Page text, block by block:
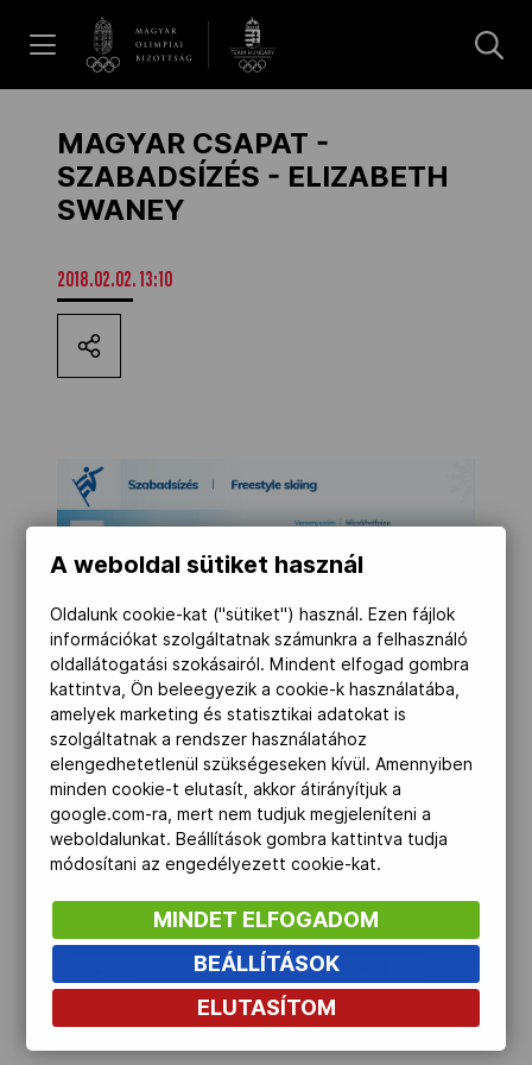
Hírek
Galéria
Dakar 2026
MOB
Kettőskarrier-program
NOB
Társszervezetek
OVEP
Adatbank
MAGYAR CSAPAT -
SZABADSÍZÉS - ELIZABETH
SWANEY
2018.02.02. 13:10
A weboldal sütiket használ
Oldalunk cookie-kat ("sütiket") használ. Ezen fájlok
információkat szolgáltatnak számunkra a felhasználó
oldallátogatási szokásairól. Mindent elfogad gombra
kattintva, Ön beleegyezik a cookie-k használatába,
amelyek marketing és statisztikai adatokat is
szolgáltatnak a rendszer használatához
elengedhetetlenül szükségeseken kívül. Amennyiben
minden cookie-t elutasít, akkor átirányítjuk a
google.com-ra, mert nem tudjuk megjeleníteni a
weboldalunkat. Beállítások gombra kattintva tudja
módosítani az engedélyezett cookie-kat.
MINDET ELFOGADOM
BEÁLLÍTÁSOK
ELUTASÍTOM